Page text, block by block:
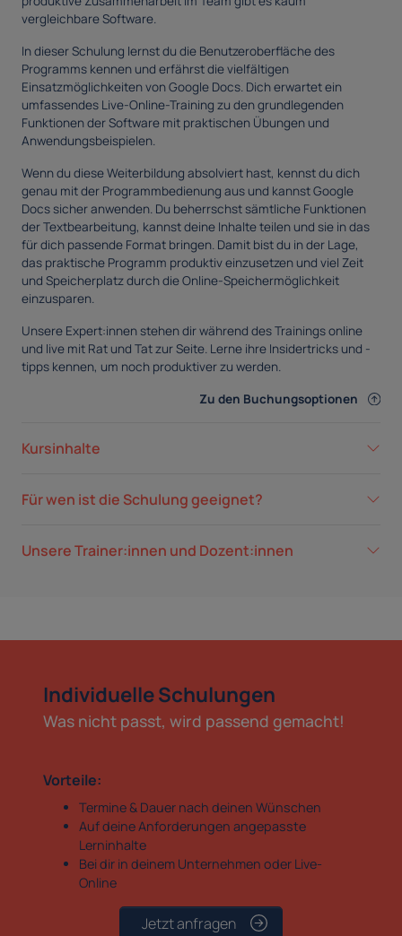
vergleichbare Software.
In dieser Schulung lernst du die Benutzeroberfläche des
Programms kennen und erfährst die vielfältigen
Einsatzmöglichkeiten von Google Docs. Dich erwartet ein
umfassendes Live-Online-Training zu den grundlegenden
Funktionen der Software mit praktischen Übungen und
Anwendungsbeispielen.
Wenn du diese Weiterbildung absolviert hast, kennst du dich
genau mit der Programmbedienung aus und kannst Google
Docs sicher anwenden. Du beherrschst sämtliche Funktionen
der Textbearbeitung, kannst deine Inhalte teilen und sie in das
für dich passende Format bringen. Damit bist du in der Lage,
das praktische Programm produktiv einzusetzen und viel Zeit
und Speicherplatz durch die Online-Speichermöglichkeit
einzusparen.
Unsere Expert:innen stehen dir während des Trainings online
und live mit Rat und Tat zur Seite. Lerne ihre Insidertricks und -
tipps kennen, um noch produktiver zu werden.
Zu den Buchungsoptionen
Kursinhalte
Für wen ist die Schulung geeignet?
Unsere Trainer:innen und Dozent:innen
Individuelle Schulungen
Was nicht passt, wird passend gemacht!
Vorteile:
Termine & Dauer nach deinen Wünschen
Auf deine Anforderungen angepasste
Lerninhalte
Bei dir in deinem Unternehmen oder Live-
Online
Jetzt anfragen